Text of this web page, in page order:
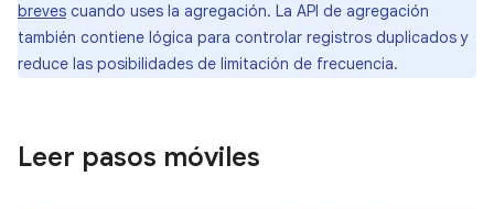
breves cuando uses la agregación. La API de agregación
también contiene lógica para controlar registros duplicados y
reduce las posibilidades de limitación de frecuencia.
Leer pasos móviles